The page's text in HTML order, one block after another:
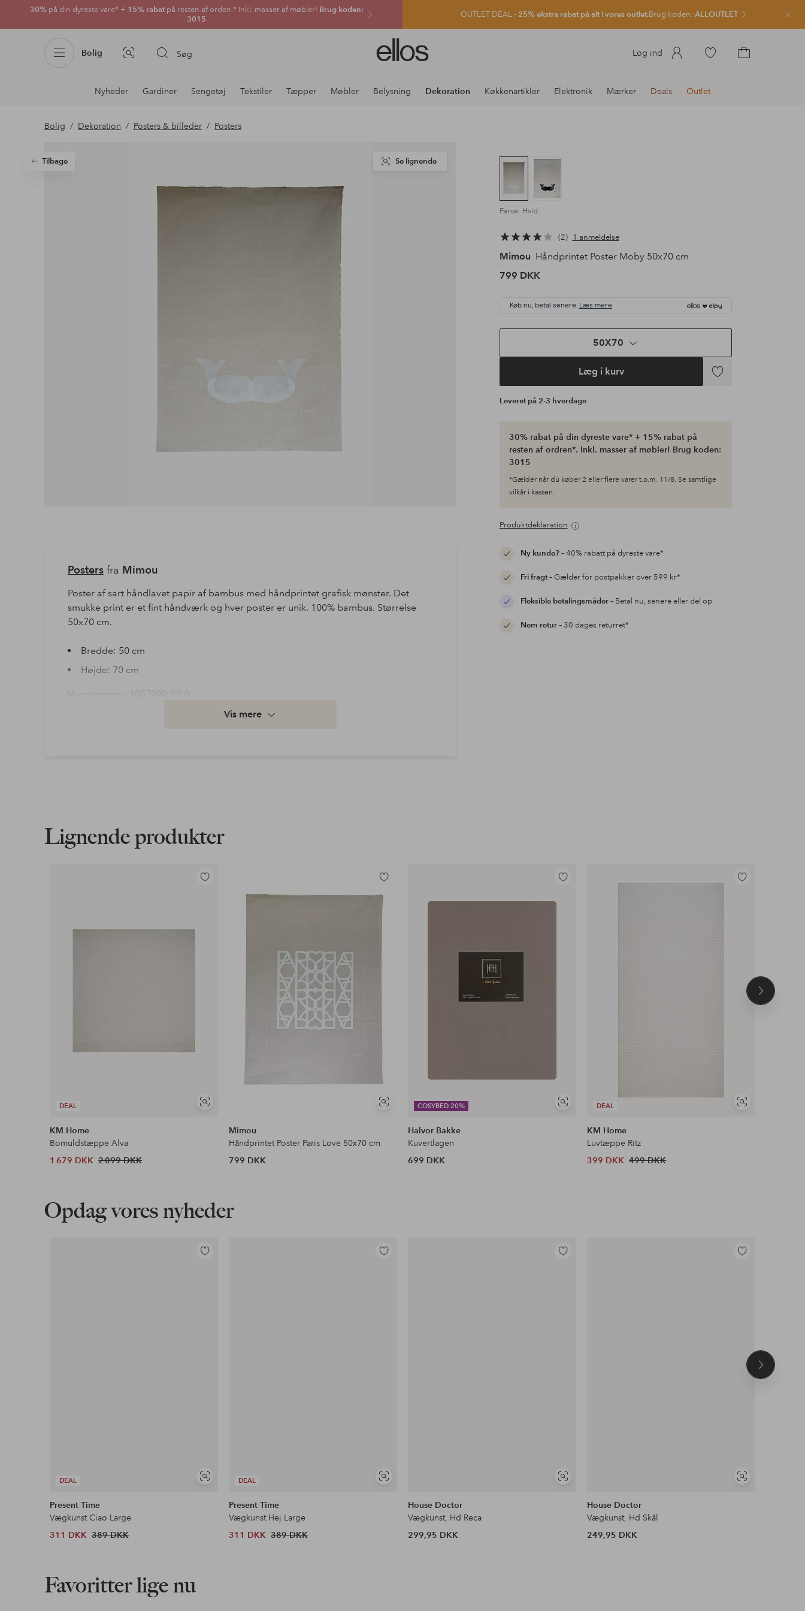
30% på din dyreste vare* + 15% rabatpå resten af orden.* Inkl. masser af møbler! Brug koden:
3015
OUTLET DEAL - 25% ekstra rabat på alt i vores outlet.Brug koden: ALLOUTLET Luk
Bolig Billedsøgning Søg
Ellos
logo
gå
Log ind
Gå
produkter
Afdelningsnavigation
Nyheder Gardiner Sengetøj Tekstiler Tæpper Møbler Belysning Dekoration Køkkenartikler Elektronik Mærker Deals Outlet
Bolig Dekoration Posters & billeder Posters
Tilbage Se lignende
Farve: Hvid
2 1 anmeldelse
Mimou Håndprintet Poster Moby 50x70 cm
799 DKK
Køb nu, betal senere. Læs mere
50X70
Læg i kurv
Tilføj
Leveret på 2-3 hverdage
30% rabat på din dyreste vare* + 15% rabat på
resten af ordren*. Inkl. masser af møbler! Brug koden:
3015
*Gælder når du køber 2 eller flere varer t.o.m. 11/8. Se samtlige
vilkår i kassen.
Produktdeklaration
Ny kunde?– 40% rabatt på dyreste vare*
Fri fragt– Gælder for postpakker over 599 kr*
Fleksible betalingsmåder– Betal nu, senere eller del op
Nem retur– 30 dages returret*
Postersfra Mimou
Poster af sart håndlavet papir af bambus med håndprintet grafisk mønster. Det
smukke print er et fint håndværk og hver poster er unik. 100% bambus. Størrelse
50x70 cm.
Bredde: 50 cm
Højde: 70 cm
Varenummer: 1057090-02-0
Vores mest fordelagtige betalingsmetode
Vis mere
Lignende produkter
DEAL
Se
Tilføj
KM Home
Bomuldstæppe Alva
1 679 DKK 2 099 DKK
Se
Tilføj
til
favoritter
Mimou
Håndprintet Poster Paris Love 50x70 cm
799 DKK
COSYBED 20%
Se
Tilføj
Halvor Bakke
Kuvertlagen
699 DKK
DEAL
Se
Tilføj
KM Home
Luvtæppe Ritz
399 DKK 499 DKK
Næste
Opdag vores nyheder
DEAL
Se
Tilføj
Present Time
Vægkunst Ciao Large
311 DKK 389 DKK
DEAL
Se
Tilføj
Present Time
Vægkunst Hej Large
311 DKK 389 DKK
Se
Tilføj
House Doctor
Vægkunst, Hd Reca
299,95 DKK
Se
Tilføj
House Doctor
Vægkunst, Hd Skål
249,95 DKK
Næste
Favoritter lige nu